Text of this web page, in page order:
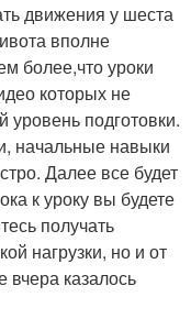
движения у шеста
вполне
более,что уроки
которых не
подготовки.
начальные навыки
Далее все будет
к уроку вы будете
получать
нагрузки, но и от
вчера казалось